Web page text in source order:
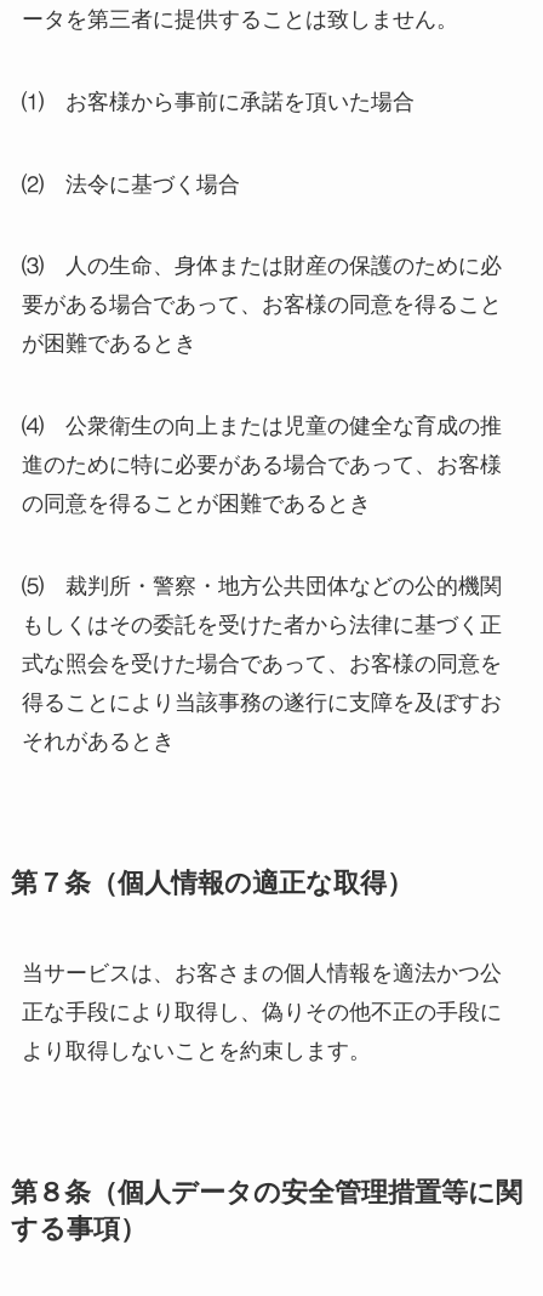
ータを第三者に提供することは致しません。
⑴ お客様から事前に承諾を頂いた場合
⑵ 法令に基づく場合
⑶ 人の生命、身体または財産の保護のために必
要がある場合であって、お客様の同意を得ること
が困難であるとき
⑷ 公衆衛生の向上または児童の健全な育成の推
進のために特に必要がある場合であって、お客様
の同意を得ることが困難であるとき
⑸ 裁判所・警察・地方公共団体などの公的機関
もしくはその委託を受けた者から法律に基づく正
式な照会を受けた場合であって、お客様の同意を
得ることにより当該事務の遂行に支障を及ぼすお
それがあるとき
第７条（個人情報の適正な取得）
当サービスは、お客さまの個人情報を適法かつ公
正な手段により取得し、偽りその他不正の手段に
より取得しないことを約束します。
第８条（個人データの安全管理措置等に関
する事項）